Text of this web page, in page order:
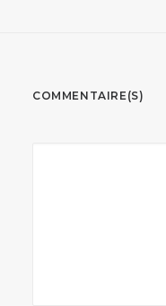
COMMENTAIRE(S)